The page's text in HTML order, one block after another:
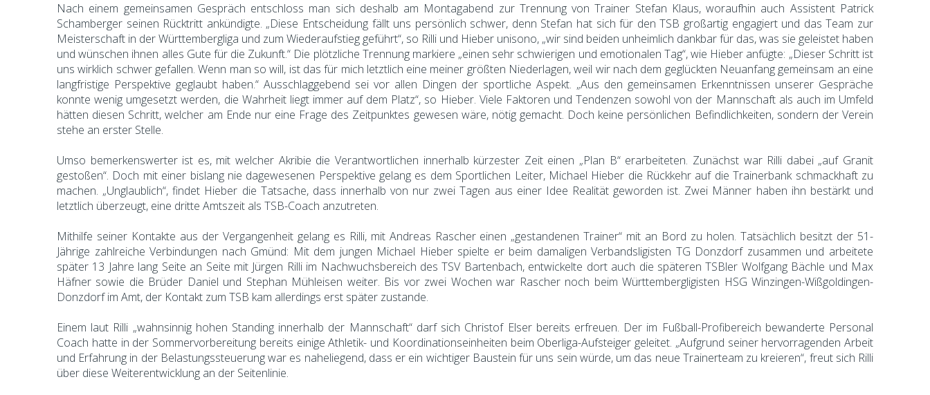
Nach einem gemeinsamen Gespräch entschloss man sich deshalb am Montagabend zur Trennung von Trainer Stefan Klaus, woraufhin auch Assistent Patrick
Schamberger seinen Rücktritt ankündigte. „Diese Entscheidung fällt uns persönlich schwer, denn Stefan hat sich für den TSB großartig engagiert und das Team zur
Meisterschaft in der Württembergliga und zum Wiederaufstieg geführt“, so Rilli und Hieber unisono, „wir sind beiden unheimlich dankbar für das, was sie geleistet haben
und wünschen ihnen alles Gute für die Zukunft.“ Die plötzliche Trennung markiere „einen sehr schwierigen und emotionalen Tag“, wie Hieber anfügte: „Dieser Schritt ist
uns wirklich schwer gefallen. Wenn man so will, ist das für mich letztlich eine meiner größten Niederlagen, weil wir nach dem geglückten Neuanfang gemeinsam an eine
langfristige Perspektive geglaubt haben.“ Ausschlaggebend sei vor allen Dingen der sportliche Aspekt. „Aus den gemeinsamen Erkenntnissen unserer Gespräche
konnte wenig umgesetzt werden, die Wahrheit liegt immer auf dem Platz“, so Hieber. Viele Faktoren und Tendenzen sowohl von der Mannschaft als auch im Umfeld
hätten diesen Schritt, welcher am Ende nur eine Frage des Zeitpunktes gewesen wäre, nötig gemacht. Doch keine persönlichen Befindlichkeiten, sondern der Verein
stehe an erster Stelle.
Umso bemerkenswerter ist es, mit welcher Akribie die Verantwortlichen innerhalb kürzester Zeit einen „Plan B“ erarbeiteten. Zunächst war Rilli dabei „auf Granit
gestoßen“. Doch mit einer bislang nie dagewesenen Perspektive gelang es dem Sportlichen Leiter, Michael Hieber die Rückkehr auf die Trainerbank schmackhaft zu
machen. „Unglaublich“, findet Hieber die Tatsache, dass innerhalb von nur zwei Tagen aus einer Idee Realität geworden ist. Zwei Männer haben ihn bestärkt und
letztlich überzeugt, eine dritte Amtszeit als TSB-Coach anzutreten.
Mithilfe seiner Kontakte aus der Vergangenheit gelang es Rilli, mit Andreas Rascher einen „gestandenen Trainer“ mit an Bord zu holen. Tatsächlich besitzt der 51-
Jährige zahlreiche Verbindungen nach Gmünd: Mit dem jungen Michael Hieber spielte er beim damaligen Verbandsligisten TG Donzdorf zusammen und arbeitete
später 13 Jahre lang Seite an Seite mit Jürgen Rilli im Nachwuchsbereich des TSV Bartenbach, entwickelte dort auch die späteren TSBler Wolfgang Bächle und Max
Häfner sowie die Brüder Daniel und Stephan Mühleisen weiter. Bis vor zwei Wochen war Rascher noch beim Württembergligisten HSG Winzingen-Wißgoldingen-
Donzdorf im Amt, der Kontakt zum TSB kam allerdings erst später zustande.
Einem laut Rilli „wahnsinnig hohen Standing innerhalb der Mannschaft“ darf sich Christof Elser bereits erfreuen. Der im Fußball-Profibereich bewanderte Personal
Coach hatte in der Sommervorbereitung bereits einige Athletik- und Koordinationseinheiten beim Oberliga-Aufsteiger geleitet. „Aufgrund seiner hervorragenden Arbeit
und Erfahrung in der Belastungssteuerung war es naheliegend, dass er ein wichtiger Baustein für uns sein würde, um das neue Trainerteam zu kreieren“, freut sich Rilli
über diese Weiterentwicklung an der Seitenlinie.